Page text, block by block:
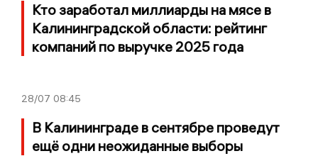
Кто заработал миллиарды на мясе в
Калининградской области: рейтинг
компаний по выручке 2025 года
28/07 08:45
В Калининграде в сентябре проведут
ещё одни неожиданные выборы